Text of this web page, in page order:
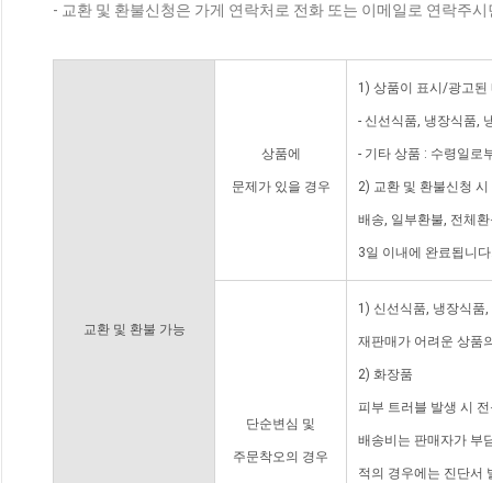
- 교환 및 환불신청은 가게 연락처로 전화 또는 이메일로 연락주
교환 및 환불 가능
상품에
문제가 있을 경우
1) 상품이 표시/광고된
- 신선식품, 냉장식품,
- 기타 상품 : 수령일로
2) 교환 및 환불신청
배송, 일부환불, 전체
3일 이내에 완료됩니
단순변심 및
주문착오의 경우
1) 신선식품, 냉장식품
재판매가 어려운 상품
2) 화장품
피부 트러블 발생 시
배송비는 판매자가 부
적의 경우에는 진단서